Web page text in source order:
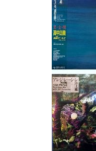
シ
ー
サ
イ
ド
慕
情
～
ア
ン
サ
ン
ブ
ル・
ア
カ
デ